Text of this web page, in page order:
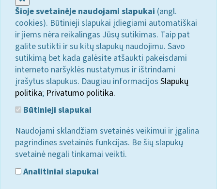
Šioje svetainėje naudojami slapukai (angl.
cookies). Būtinieji slapukai įdiegiami automatiškai
ir jiems nėra reikalingas Jūsų sutikimas. Taip pat
galite sutikti ir su kitų slapukų naudojimu. Savo
sutikimą bet kada galėsite atšaukti pakeisdami
interneto naršyklės nustatymus ir ištrindami
įrašytus slapukus. Daugiau informacijos Slapukų
politika; Privatumo politika.
Būtinieji slapukai
Naudojami sklandžiam svetainės veikimui ir įgalina
pagrindines svetainės funkcijas. Be šių slapukų
svetainė negali tinkamai veikti.
Analitiniai slapukai